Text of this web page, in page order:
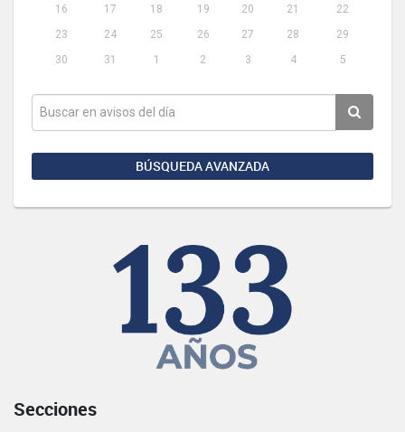
16
17 18 19 20 21
22
23
24 25 26 27 28
29
30
31 1 2 3 4 5
BÚSQUEDA AVANZADA
Secciones